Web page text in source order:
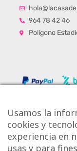
964 78 42 46
Polígono
Usamos la
cookies y
experiencia en
usas y para